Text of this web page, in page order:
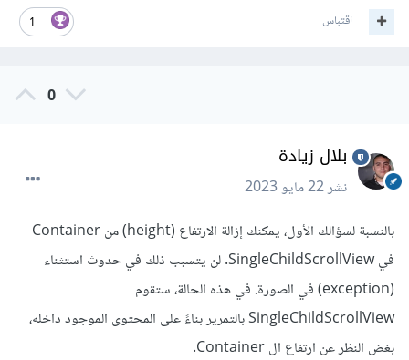
1 اقتباس
0
بلال زيادة
نشر22 مايو 2023
بالنسبة لسؤالك الأول، يمكنك إزالة الارتفاع (height) من Container
في SingleChildScrollView. لن يتسبب ذلك في حدوث استثناء
(exception) في الصورة. في هذه الحالة، ستقوم
SingleChildScrollView بالتمرير بناءً على المحتوى الموجود داخله،
بغض النظر عن ارتفاع ال Container.